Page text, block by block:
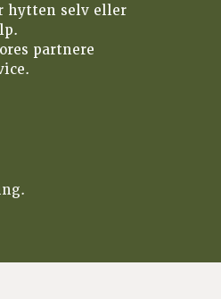
hytten selv eller
partnere